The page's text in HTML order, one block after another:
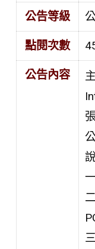
公告等級
點閱次數
公告內容